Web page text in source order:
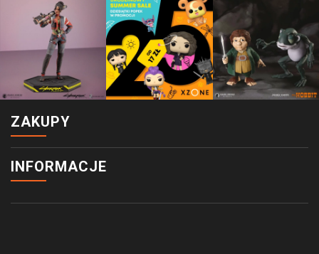
ZAKUPY
INFORMACJE